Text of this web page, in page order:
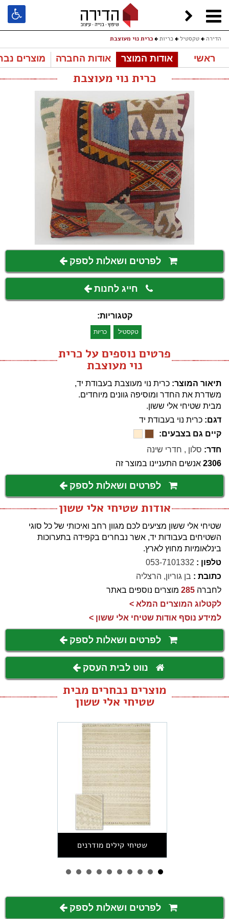
הדירה טקסטיל כריות כרית נוי מעוצבת
ראשי אודות המוצר אודות החברה מוצרים
כרית נוי מעוצבת
לפרטים ושאלות לספק
חייג לחנות
קטגוריות:
טקסטיל כריות
פרטים נוספים על כרית
נוי מעוצבת
תיאור המוצר: כרית נוי מעוצבת בעבודת יד,
משדרת את החדר ומוסיפה גוונים מיוחדים.
מבית שטיחי אלי ששון.
דגם: כרית נוי בעבודת יד
קיים גם בצבעים:
חדר: סלון , חדרי שינה
2306 אנשים התעניינו במוצר זה
לפרטים ושאלות לספק
אודות שטיחי אלי ששון
שטיחי אלי ששון מציעים לכם מגוון רחב ואיכותי של כל סוגי
השטיחים בעבודות יד, אשר נבחרים בקפידה בתערוכות
בינלאומיות מחוץ לארץ.
טלפון : 053-7101332
כתובת : בן גוריון, הרצליה
לחברה 285 מוצרים נוספים באתר
לקטלוג המוצרים המלא >
למידע נוסף אודות שטיחי אלי ששון >
לפרטים ושאלות לספק
נווט לבית העסק
מוצרים נבחרים מבית
שטיחי אלי ששון
שטיחי קילים מודרנים
לפרטים ושאלות לספק